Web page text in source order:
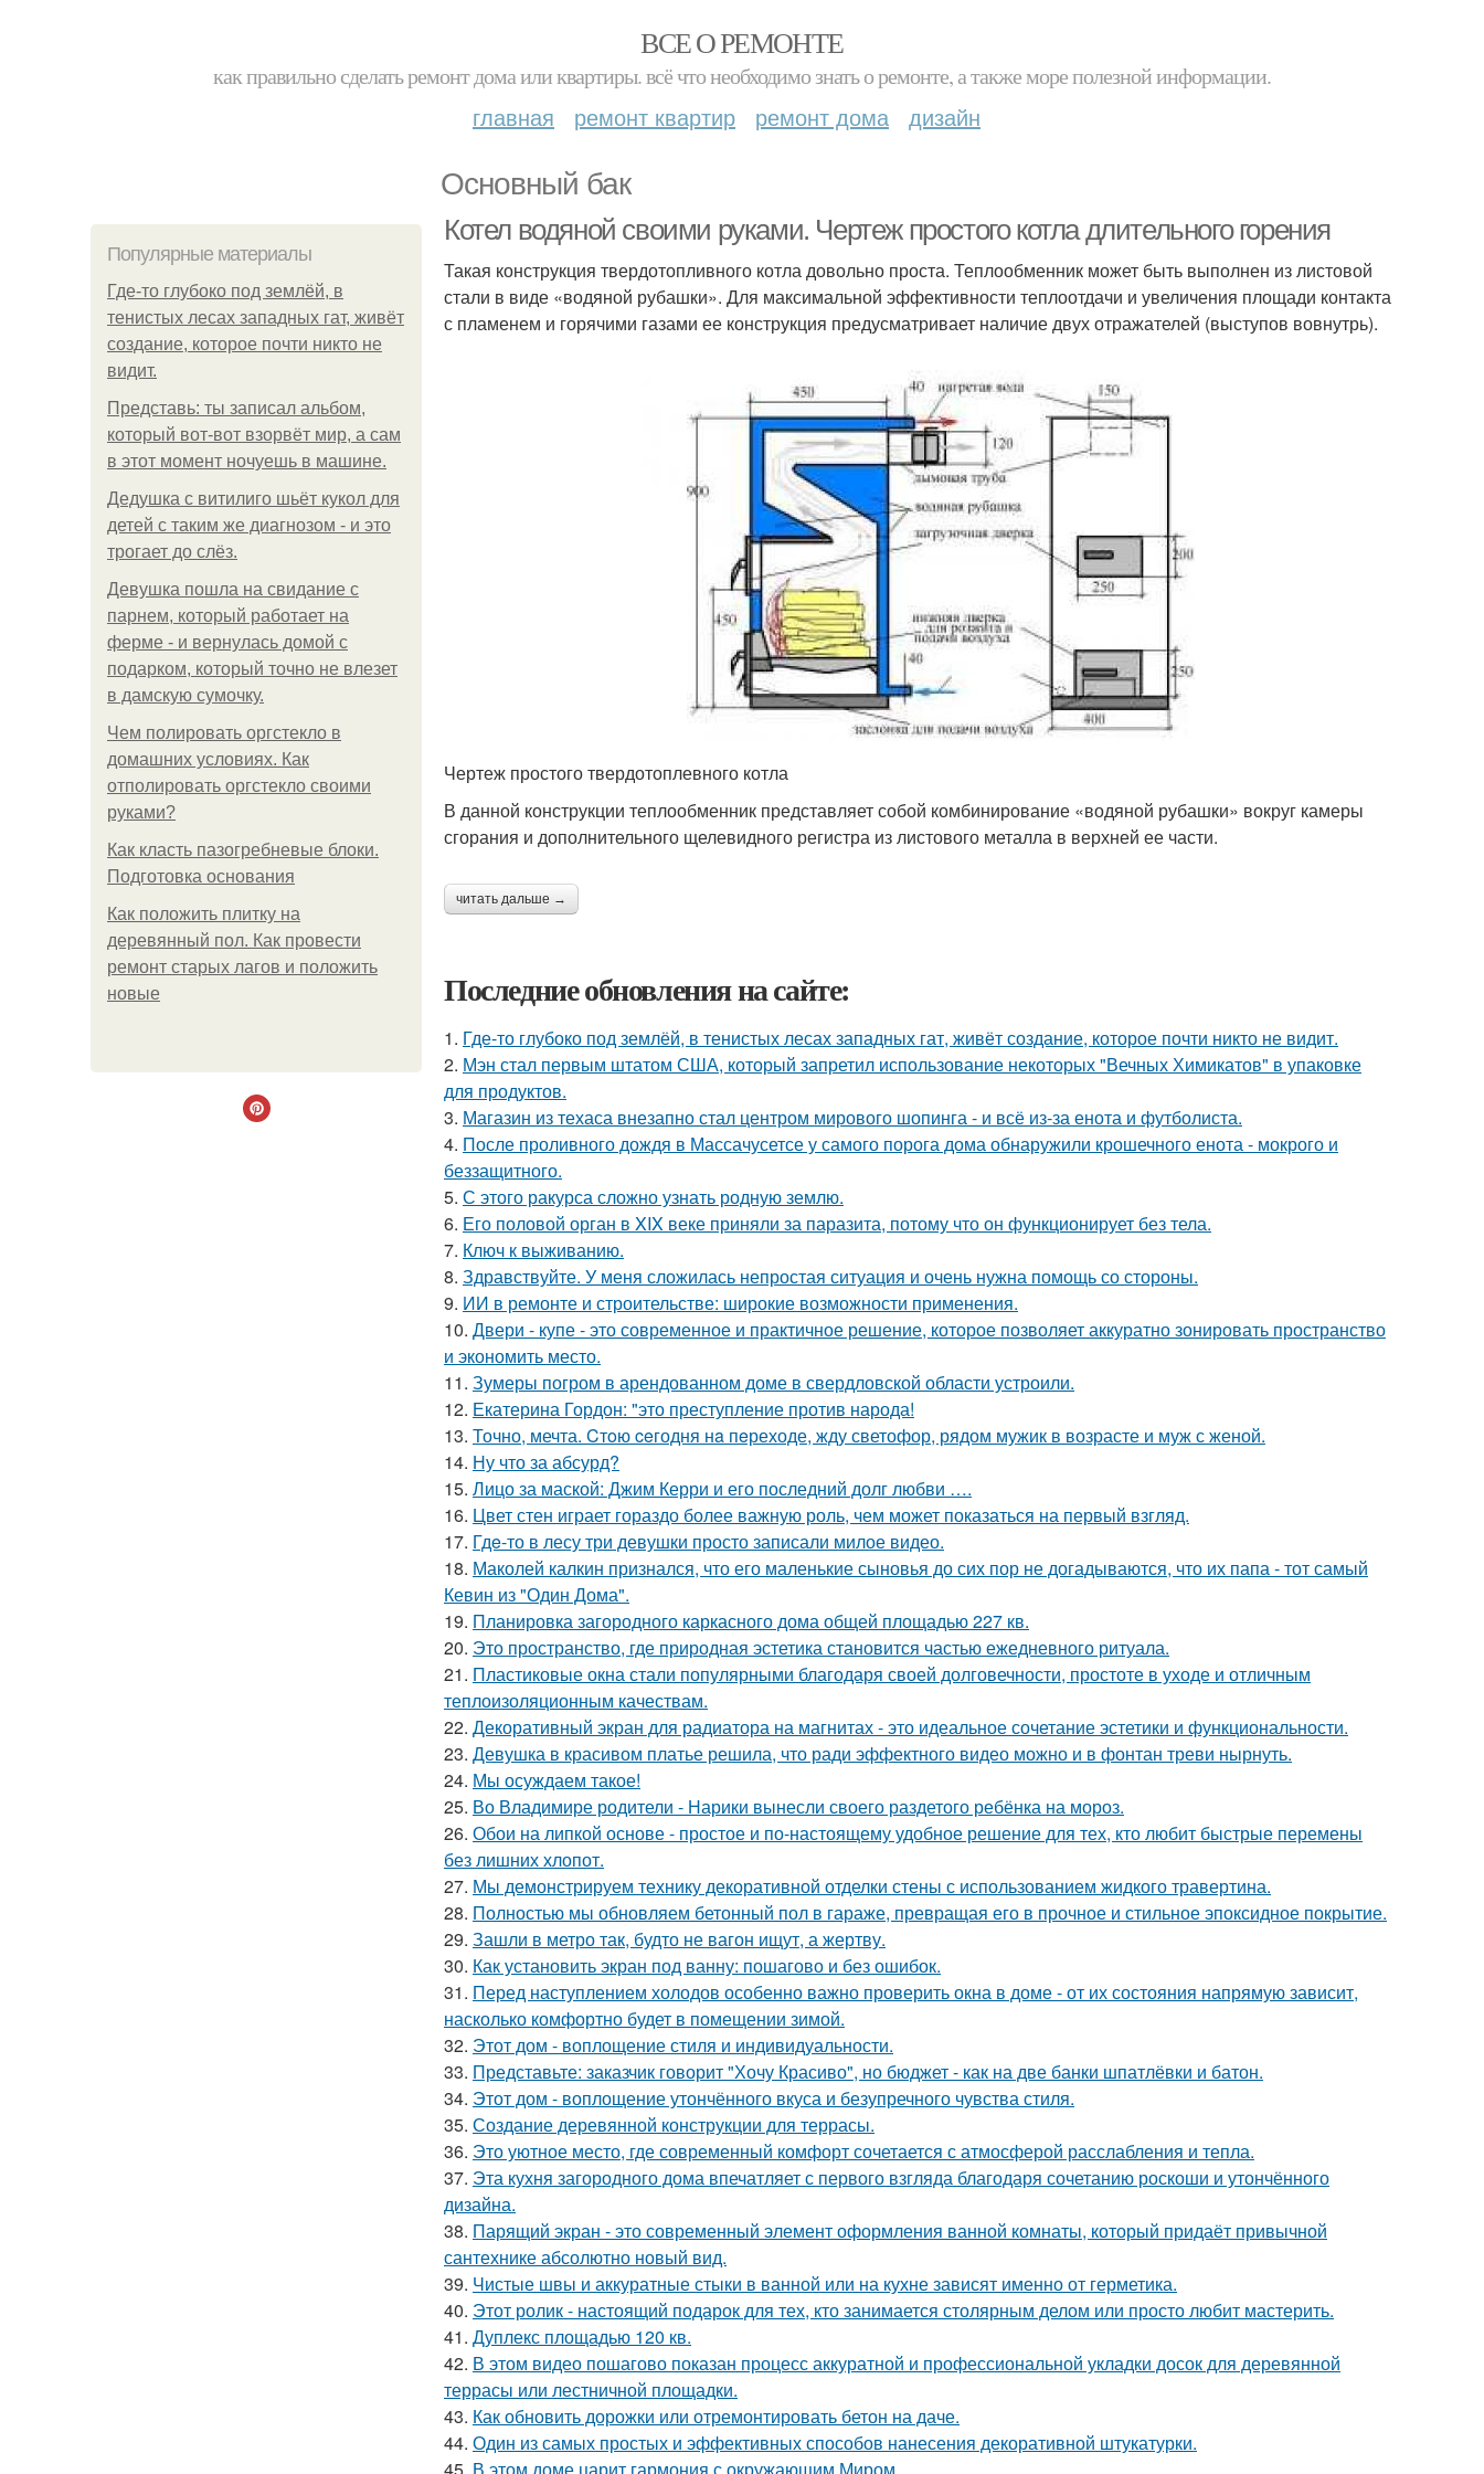
ВСЕ О РЕМОНТЕ
как правильно сделать ремонт дома или квартиры. всё что необходимо знать о ремонте, а также море полезной информации.
главная ремонт квартир ремонт дома дизайн
Основный бак
Популярные материалы
Где-то глубоко под землёй, в
тенистых лесах западных гат, живёт
создание, которое почти никто не
видит.
Представь: ты записал альбом,
который вот-вот взорвёт мир, а сам
в этот момент ночуешь в машине.
Дедушка с витилиго шьёт кукол для
детей с таким же диагнозом - и это
трогает до слёз.
Девушка пошла на свидание с
парнем, который работает на
ферме - и вернулась домой с
подарком, который точно не влезет
в дамскую сумочку.
Чем полировать оргстекло в
домашних условиях. Как
отполировать оргстекло своими
руками?
Как класть пазогребневые блоки.
Подготовка основания
Как положить плитку на
деревянный пол. Как провести
ремонт старых лагов и положить
новые
Котел водяной своими руками. Чертеж простого котла длительного горения
Такая конструкция твердотопливного котла довольно проста. Теплообменник может быть выполнен из листовой
стали в виде «водяной рубашки». Для максимальной эффективности теплоотдачи и увеличения площади контакта
с пламенем и горячими газами ее конструкция предусматривает наличие двух отражателей (выступов вовнутрь).
Чертеж простого твердотоплевного котла
В данной конструкции теплообменник представляет собой комбинирование «водяной рубашки» вокруг камеры
сгорания и дополнительного щелевидного регистра из листового металла в верхней ее части.
читать дальше →
Последние обновления на сайте:
1. Где-то глубоко под землёй, в тенистых лесах западных гат, живёт создание, которое почти никто не видит.
2. Мэн стал первым штатом США, который запретил использование некоторых "Вечных Химикатов" в упаковке
для продуктов.
3. Магазин из техаса внезапно стал центром мирового шопинга - и всё из-за енота и футболиста.
4. После проливного дождя в Массачусетсе у самого порога дома обнаружили крошечного енота - мокрого и
беззащитного.
5. С этого ракурса сложно узнать родную землю.
6. Его половой орган в XIX веке приняли за паразита, потому что он функционирует без тела.
7. Ключ к выживанию.
8. Здравствуйте. У меня сложилась непростая ситуация и очень нужна помощь со стороны.
9. ИИ в ремонте и строительстве: широкие возможности применения.
10. Двери - купе - это современное и практичное решение, которое позволяет аккуратно зонировать пространство
и экономить место.
11. Зумеры погром в арендованном доме в свердловской области устроили.
12. Екатерина Гордон: "это преступление против народа!
13. Точно, мечта. Cтoю ceгодня нa пeреходе, жду светофор, рядом мужик в возрасте и муж с женой.
14. Ну что за абсурд?
15. Лицо за маской: Джим Керри и его последний долг любви ….
16. Цвет стен играет гораздо более важную роль, чем может показаться на первый взгляд.
17. Гдe-то в лесу три девушки просто записали милое видео.
18. Маколей калкин признался, что его маленькие сыновья до сих пор не догадываются, что их папа - тот самый
Кевин из "Один Дома".
19. Планировка загородного каркасного дома общей площадью 227 кв.
20. Это пространство, где природная эстетика становится частью ежедневного ритуала.
21. Пластиковые окна стали популярными благодаря своей долговечности, простоте в уходе и отличным
теплоизоляционным качествам.
22. Декоративный экран для радиатора на магнитах - это идеальное сочетание эстетики и функциональности.
23. Девушка в красивом платье решила, что ради эффектного видео можно и в фонтан треви нырнуть.
24. Мы осуждаем такое!
25. Во Владимире родители - Нарики вынесли своего раздетого ребёнка на мороз.
26. Обои на липкой основе - простое и по-настоящему удобное решение для тех, кто любит быстрые перемены
без лишних хлопот.
27. Мы демонстрируем технику декоративной отделки стены с использованием жидкого травертина.
28. Полностью мы обновляем бетонный пол в гараже, превращая его в прочное и стильное эпоксидное покрытие.
29. Зашли в метро так, будто не вагон ищут, а жертву.
30. Как установить экран под ванну: пошагово и без ошибок.
31. Перед наступлением холодов особенно важно проверить окна в доме - от их состояния напрямую зависит,
насколько комфортно будет в помещении зимой.
32. Этот дом - воплощение стиля и индивидуальности.
33. Представьте: заказчик говорит "Хочу Красиво", но бюджет - как на две банки шпатлёвки и батон.
34. Этот дом - воплощение утончённого вкуса и безупречного чувства стиля.
35. Создание деревянной конструкции для террасы.
36. Это уютное место, где современный комфорт сочетается с атмосферой расслабления и тепла.
37. Эта кухня загородного дома впечатляет с первого взгляда благодаря сочетанию роскоши и утончённого
дизайна.
38. Парящий экран - это современный элемент оформления ванной комнаты, который придаёт привычной
сантехнике абсолютно новый вид.
39. Чистые швы и аккуратные стыки в ванной или на кухне зависят именно от герметика.
40. Этот ролик - настоящий подарок для тех, кто занимается столярным делом или просто любит мастерить.
41. Дуплекс площадью 120 кв.
42. В этом видео пошагово показан процесс аккуратной и профессиональной укладки досок для деревянной
террасы или лестничной площадки.
43. Как обновить дорожки или отремонтировать бетон на даче.
44. Один из самых простых и эффективных способов нанесения декоративной штукатурки.